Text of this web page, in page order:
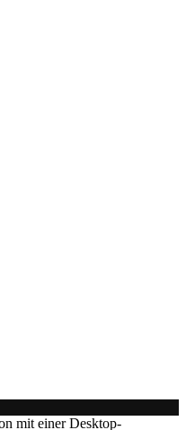
mit einer Desktop-